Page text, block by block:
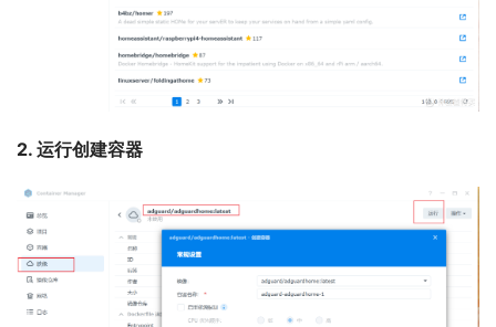
2. 运行创建容器